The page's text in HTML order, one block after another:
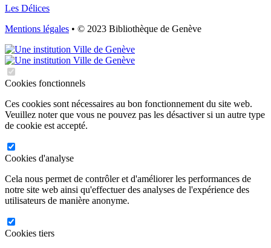
Les Délices
Mentions légales • © 2023 Bibliothèque de Genève
Cookies fonctionnels
Ces cookies sont nécessaires au bon fonctionnement du site web.
Veuillez noter que vous ne pouvez pas les désactiver si un autre type
de cookie est accepté.
Cookies d'analyse
Cela nous permet de contrôler et d'améliorer les performances de
notre site web ainsi qu'effectuer des analyses de l'expérience des
utilisateurs de manière anonyme.
Cookies tiers